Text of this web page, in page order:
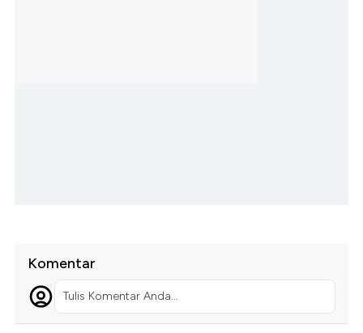
Komentar
Tulis Komentar Anda...